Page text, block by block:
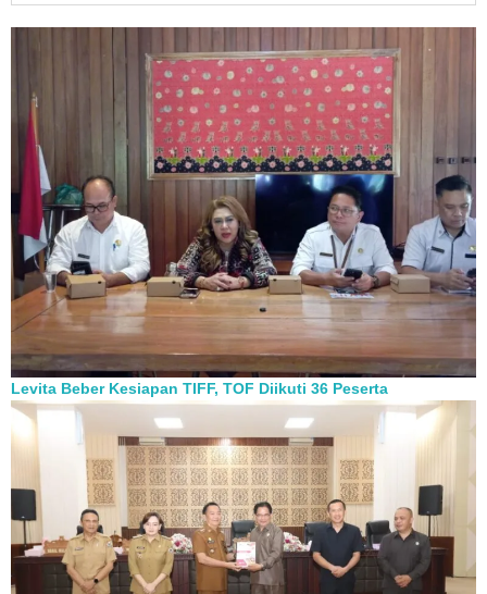
Levita Beber Kesiapan TIFF, TOF Diikuti 36 Peserta